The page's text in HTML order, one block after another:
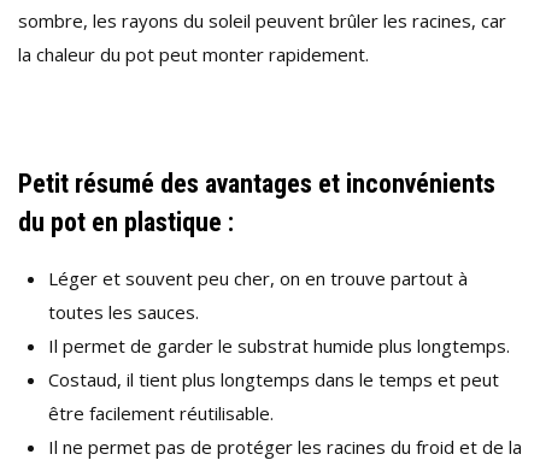
sombre, les rayons du soleil peuvent brûler les racines, car
la chaleur du pot peut monter rapidement.
Petit résumé des avantages et inconvénients
du pot en plastique :
Léger et souvent peu cher, on en trouve partout à
toutes les sauces.
Il permet de garder le substrat humide plus longtemps.
Costaud, il tient plus longtemps dans le temps et peut
être facilement réutilisable.
Il ne permet pas de protéger les racines du froid et de la